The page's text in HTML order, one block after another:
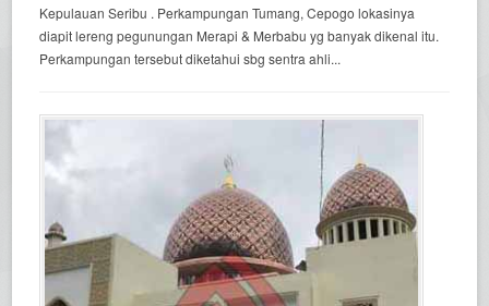
Kepulauan Seribu . Perkampungan Tumang, Cepogo lokasinya
diapit lereng pegunungan Merapi & Merbabu yg banyak dikenal itu.
Perkampungan tersebut diketahui sbg sentra ahli...